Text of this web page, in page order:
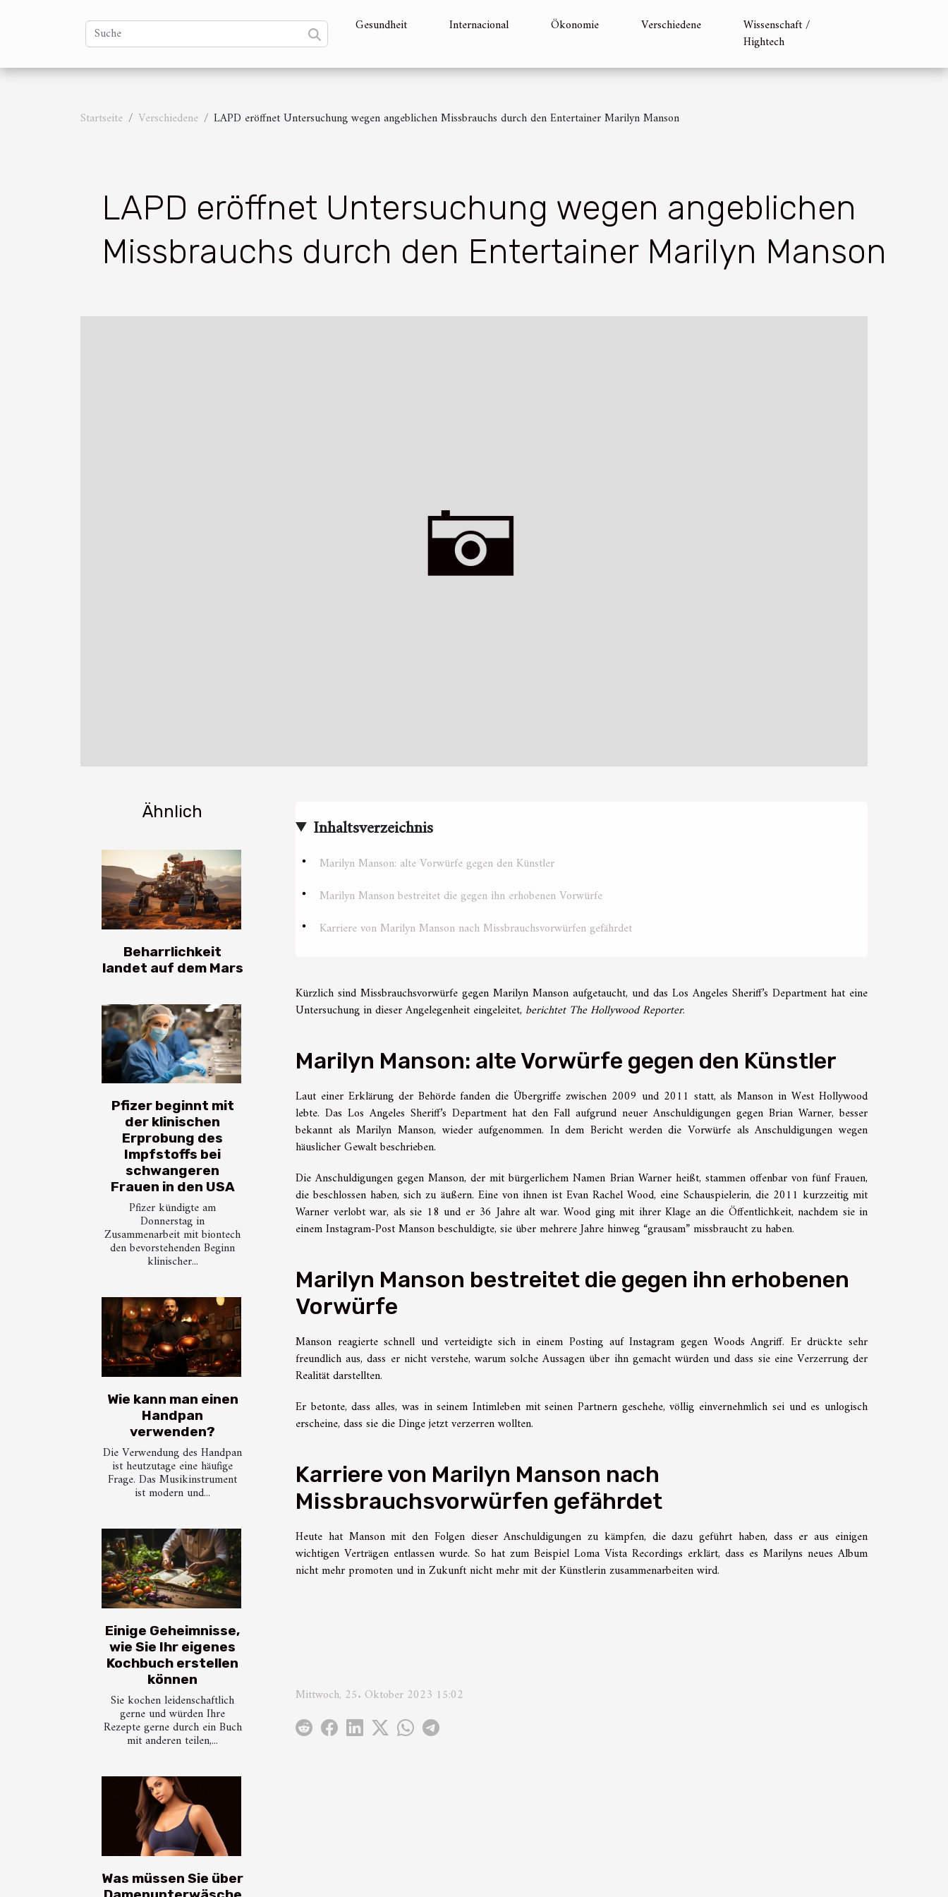
Gesundheit Internacional Ökonomie Verschiedene
Wissenschaft /
Hightech
Startseite Verschiedene LAPD eröffnet Untersuchung wegen angeblichen Missbrauchs durch den Entertainer Marilyn Manson
LAPD eröffnet Untersuchung wegen angeblichen
Missbrauchs durch den Entertainer Marilyn Manson
Ähnlich
Beharrlichkeit
landet auf dem Mars
Pfizer beginnt mit
der klinischen
Erprobung des
Impfstoffs bei
schwangeren
Frauen in den USA
Pfizer kündigte am
Donnerstag in
Zusammenarbeit mit biontech
den bevorstehenden Beginn
klinischer...
Wie kann man einen
Handpan
verwenden?
Die Verwendung des Handpan
ist heutzutage eine häufige
Frage. Das Musikinstrument
ist modern und...
Einige Geheimnisse,
wie Sie Ihr eigenes
Kochbuch erstellen
können
Sie kochen leidenschaftlich
gerne und würden Ihre
Rezepte gerne durch ein Buch
mit anderen teilen,...
Was müssen Sie über
Inhaltsverzeichnis
Marilyn Manson: alte Vorwürfe gegen den Künstler
Marilyn Manson bestreitet die gegen ihn erhobenen Vorwürfe
Karriere von Marilyn Manson nach Missbrauchsvorwürfen gefährdet
Kürzlich sind Missbrauchsvorwürfe gegen Marilyn Manson aufgetaucht, und das Los Angeles Sheriff’s Department hat eine
Untersuchung in dieser Angelegenheit eingeleitet, berichtet The Hollywood Reporter.
Marilyn Manson: alte Vorwürfe gegen den Künstler
Laut einer Erklärung der Behörde fanden die Übergriffe zwischen 2009 und 2011 statt, als Manson in West Hollywood
lebte. Das Los Angeles Sheriff’s Department hat den Fall aufgrund neuer Anschuldigungen gegen Brian Warner, besser
bekannt als Marilyn Manson, wieder aufgenommen. In dem Bericht werden die Vorwürfe als Anschuldigungen wegen
häuslicher Gewalt beschrieben.
Die Anschuldigungen gegen Manson, der mit bürgerlichem Namen Brian Warner heißt, stammen offenbar von fünf Frauen,
die beschlossen haben, sich zu äußern. Eine von ihnen ist Evan Rachel Wood, eine Schauspielerin, die 2011 kurzzeitig mit
Warner verlobt war, als sie 18 und er 36 Jahre alt war. Wood ging mit ihrer Klage an die Öffentlichkeit, nachdem sie in
einem Instagram-Post Manson beschuldigte, sie über mehrere Jahre hinweg “grausam” missbraucht zu haben.
Marilyn Manson bestreitet die gegen ihn erhobenen
Vorwürfe
Manson reagierte schnell und verteidigte sich in einem Posting auf Instagram gegen Woods Angriff. Er drückte sehr
freundlich aus, dass er nicht verstehe, warum solche Aussagen über ihn gemacht würden und dass sie eine Verzerrung der
Realität darstellten.
Er betonte, dass alles, was in seinem Intimleben mit seinen Partnern geschehe, völlig einvernehmlich sei und es unlogisch
erscheine, dass sie die Dinge jetzt verzerren wollten.
Karriere von Marilyn Manson nach
Missbrauchsvorwürfen gefährdet
Heute hat Manson mit den Folgen dieser Anschuldigungen zu kämpfen, die dazu geführt haben, dass er aus einigen
wichtigen Verträgen entlassen wurde. So hat zum Beispiel Loma Vista Recordings erklärt, dass es Marilyns neues Album
nicht mehr promoten und in Zukunft nicht mehr mit der Künstlerin zusammenarbeiten wird.
Mittwoch, 25. Oktober 2023 15:02